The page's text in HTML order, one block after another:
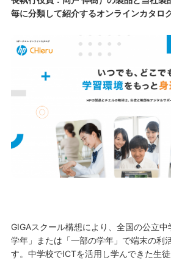
毎に分類して紹介するオンラインカタロ
GIGAスクール構想により、全国の公立
学年」または「一部の学年」で端末の利
す。中学校でICTを活用し学んできた生